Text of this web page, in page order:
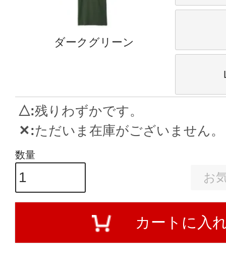
ダークグリーン
△ 残りわずかです。
✕ ただいま在庫がございません。
お
カートに入